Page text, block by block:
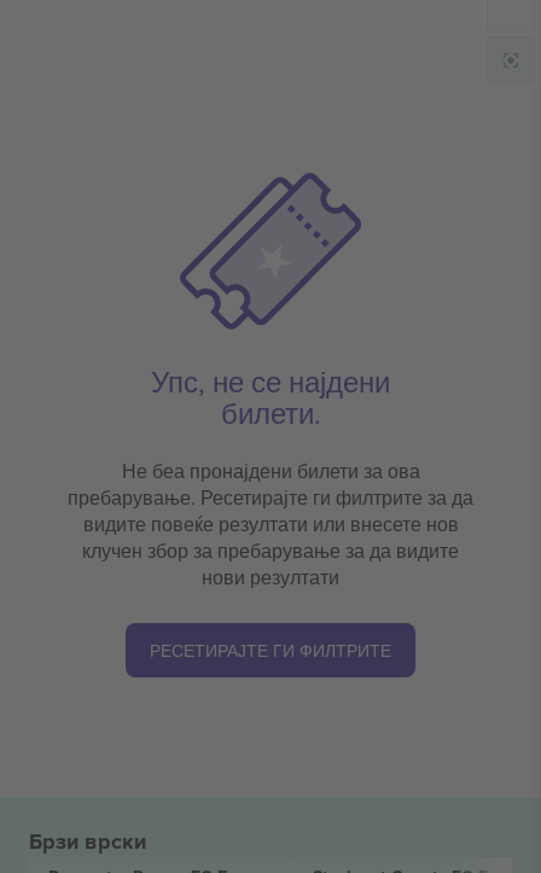
Упс, не се најдени
билети.
Не беа пронајдени билети за ова
пребарување. Ресетирајте ги филтрите за да
видите повеќе резултати или внесете нов
клучен збор за пребарување за да видите
нови резултати
РЕСЕТИРАЈТЕ ГИ ФИЛТРИТЕ
Брзи врски